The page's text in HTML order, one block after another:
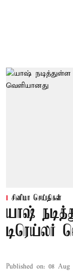
சினிமா செய்திகள்
யாஷ்
டிரெய்லர்
Published on: 08 Aug